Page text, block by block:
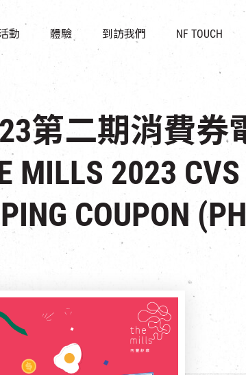
動
活動
之約
體驗
走進南豐紗廠
CHAT六廠
到訪我們
開放時間及位置
穿梭巴士服務
NF TOUCH
第二期消費券
MILLS 2023 CVS
COUPON